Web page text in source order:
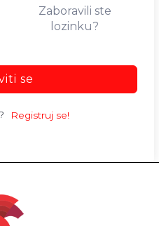
Zaboravili ste
lozinku?
se
Registruj se!